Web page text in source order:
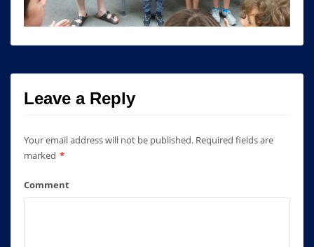
Leave a Reply
Your email address will not be published. Required fields are
marked *
Comment